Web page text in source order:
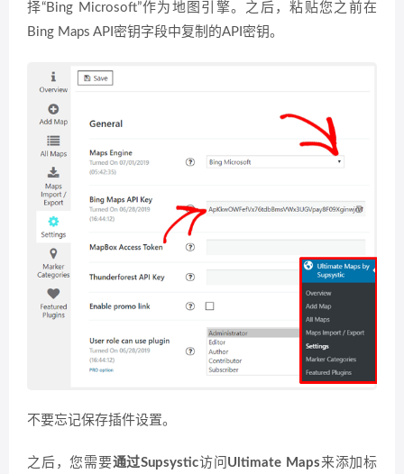
择“Bing Microsoft”作为地图引擎。之后，粘贴您之前在
Bing Maps API密钥字段中复制的API密钥。
不要忘记保存插件设置。
之后，您需要通过Supsystic访问 Ultimate Maps来添加标